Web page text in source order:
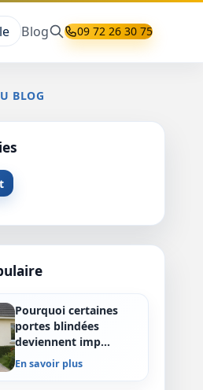
Blog 09 72 26 30 75
BLOG
Pourquoi certaines
portes blindées
deviennent imp…
En savoir plus